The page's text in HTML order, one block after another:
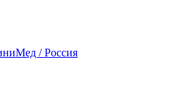
/ Россия